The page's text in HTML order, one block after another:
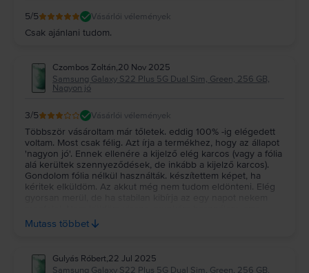
5/5 Vásárlói vélemények
Csak ajánlani tudom.
Czombos Zoltán,20 Nov 2025
Samsung Galaxy S22 Plus 5G Dual Sim, Green, 256 GB,
Nagyon jó
3/5 Vásárlói vélemények
Többször vásároltam már tőletek. eddig 100% -ig elégedett
voltam. Most csak félig. Azt írja a termékhez, hogy az állapot
'nagyon jó'. Ennek ellenére a kijelző elég karcos (vagy a fólia
alá kerültek szennyeződések, de inkább a kijelző karcos).
Gondolom fólia nélkül használták. készítettem képet, ha
kéritek elküldöm. Az akkut még nem tudom eldönteni. Elég
megfelel. De a 'nagyon jó' állapot szerintem túlzás. Az ár
érték arány elfogadható, a dobozolás nagyon profi.
Mutass többet
Gulyás Róbert,22 Jul 2025
Samsung Galaxy S22 Plus 5G Dual Sim, Green, 256 GB,